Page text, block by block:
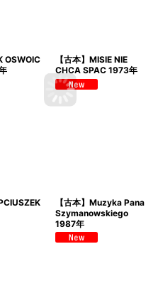
OSWOIC
【古本】MISIE NIE
CHCA SPAC 1973年
【古本】Muzyka Pana
Szymanowskiego
1987年